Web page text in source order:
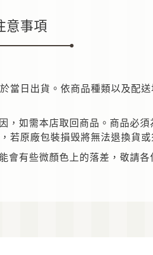
意事項
當日出貨。依商品種類以及配
，如需本店取回商品。商品必
原廠包裝損毁將無法退換貨
會有些微顏色上的落差，敬請各